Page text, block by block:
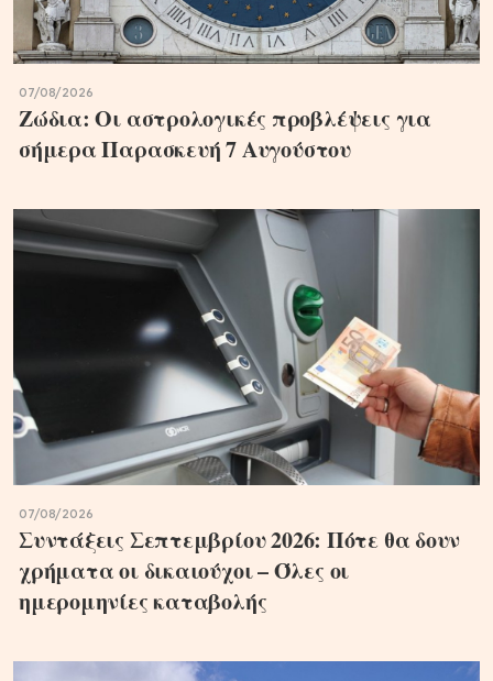
07/08/2026
Ζώδια: Οι αστρολογικές προβλέψεις για
σήμερα Παρασκευή 7 Αυγούστου
07/08/2026
Συντάξεις Σεπτεμβρίου 2026: Πότε θα δουν
χρήματα οι δικαιούχοι – Όλες οι
ημερομηνίες καταβολής